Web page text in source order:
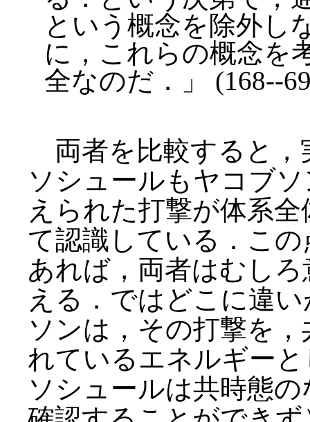
という概念を除外し
に，これらの概念を
全なのだ．」 (168--
両者を比較すると，
ソシュールもヤコブ
えられた打撃が体系
て認識している．こ
あれば，両者はむし
える．ではどこに違
ソンは，その打撃を
れているエネルギー
ソシュールは共時態